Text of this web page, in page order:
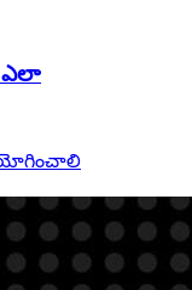
ఎలా